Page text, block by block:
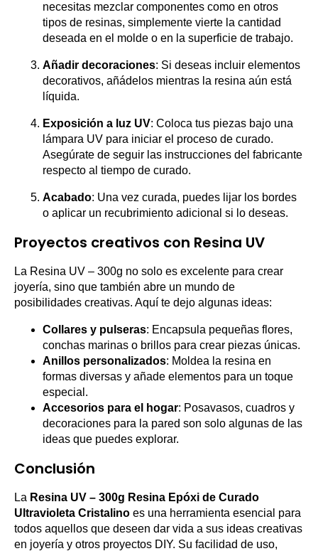
necesitas mezclar componentes como en otros
tipos de resinas, simplemente vierte la cantidad
deseada en el molde o en la superficie de trabajo.
Añadir decoraciones: Si deseas incluir elementos
decorativos, añádelos mientras la resina aún está
líquida.
Exposición a luz UV: Coloca tus piezas bajo una
lámpara UV para iniciar el proceso de curado.
Asegúrate de seguir las instrucciones del fabricante
respecto al tiempo de curado.
Acabado: Una vez curada, puedes lijar los bordes
o aplicar un recubrimiento adicional si lo deseas.
Proyectos creativos con Resina UV
La Resina UV – 300g no solo es excelente para crear
joyería, sino que también abre un mundo de
posibilidades creativas. Aquí te dejo algunas ideas:
Collares y pulseras: Encapsula pequeñas flores,
conchas marinas o brillos para crear piezas únicas.
Anillos personalizados: Moldea la resina en
formas diversas y añade elementos para un toque
especial.
Accesorios para el hogar: Posavasos, cuadros y
decoraciones para la pared son solo algunas de las
ideas que puedes explorar.
Conclusión
La Resina UV – 300g Resina Epóxi de Curado
Ultravioleta Cristalino es una herramienta esencial para
todos aquellos que deseen dar vida a sus ideas creativas
en joyería y otros proyectos DIY. Su facilidad de uso,